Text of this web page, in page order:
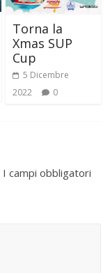
Torna la
Xmas SUP
Cup
5 Dicembre
2022
0
I campi obbligatori